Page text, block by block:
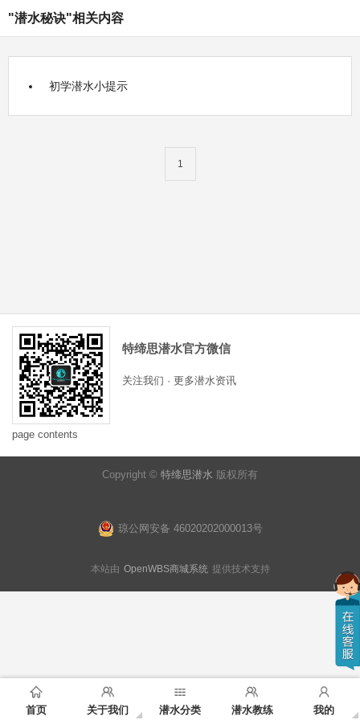
首页 关于我们 潜水分类 潜水教练 我的
"潜水秘诀"相关内容
初学潜水小提示
1
特缔思潜水官方微信
关注我们 · 更多潜水资讯
page contents
Copyright © 特缔思潜水 版权所有
琼公网安备 46020202000013号
本站由 OpenWBS商城系统 提供技术支持